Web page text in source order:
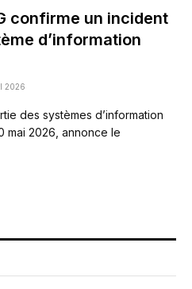
confirme un incident
d’information
2026
des systèmes d’information
mai 2026, annonce le